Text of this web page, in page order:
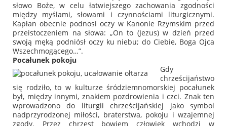
słowo Boże, w celu łatwiejszego zachowania zgodności
między myślami, słowami i czynnościami liturgicznymi.
Kapłan obecnie podnosi oczy w Kanonie Rzymskim przed
przeistoczeniem na słowa: „On to (Jezus) w dzień przed
swoją męką podniósł oczy ku niebu; do Ciebie, Boga Ojca
Wszechmogącego…”.
Pocałunek pokoju
Gdy
chrześcijaństwo
się rodziło, to w kulturze śródziemnomorskiej pocałunek
był, między innymi, znakiem pozdrowienia i czci. Znak ten
wprowadzono do liturgii chrześcijańskiej jako symbol
nadprzyrodzonej miłości, braterstwa, pokoju i wzajemnej
zgody. Przez chrzest bowiem człowiek wchodzi w